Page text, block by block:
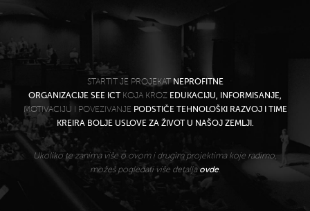
STARTIT JE PROJEKAT NEPROFITNE
ORGANIZACIJE SEE ICTKOJA KROZ EDUKACIJU, INFORMISANJE,
MOTIVACIJU I POVEZIVANJE PODSTIČE TEHNOLOŠKI RAZVOJ I TIME
KREIRA BOLJE USLOVE ZA ŽIVOT U NAŠOJ ZEMLJI.
Ukoliko te zanima više o ovom i drugim projektima koje radimo,
možeš pogledati više detalja ovde.